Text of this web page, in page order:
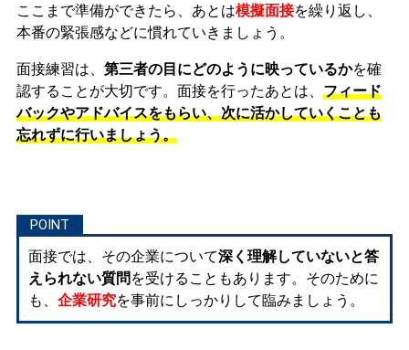
ここまで準備ができたら、あとは模擬面接を繰り返し、
本番の緊張感などに慣れていきましょう。
面接練習は、 第三者の目にどのように映っているかを確
認することが大切です。面接を行ったあとは、 フィード
バックやアドバイスをもらい、次に活かしていくことも
忘れずに行いましょう。
面接では、その企業について深く理解していないと答
えられない質問 を受けることもあります。そのために
も、 企業研究を事前にしっかりして臨みましょう。